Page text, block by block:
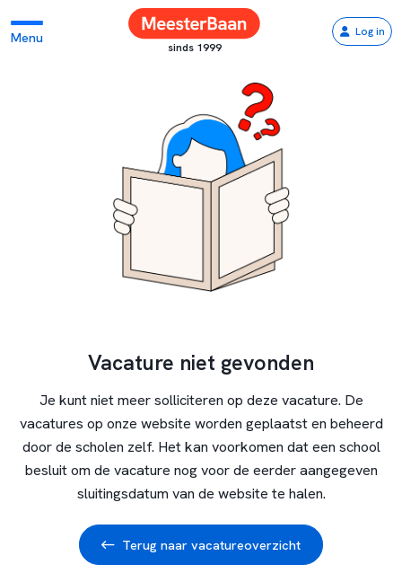
Menu
sinds 1999
Log in
Vacature niet gevonden
Je kunt niet meer solliciteren op deze vacature. De
vacatures op onze website worden geplaatst en beheerd
door de scholen zelf. Het kan voorkomen dat een school
besluit om de vacature nog voor de eerder aangegeven
sluitingsdatum van de website te halen.
Terug naar vacatureoverzicht